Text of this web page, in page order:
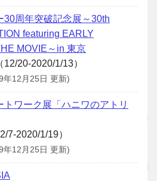
30周年突破記念展～30th
featuring EARLY
MOVIE～in 東京
20-2020/1/13）
年12月25日 更新)
トワーク展「ハニワのアトリ
7-2020/1/19）
年12月25日 更新)